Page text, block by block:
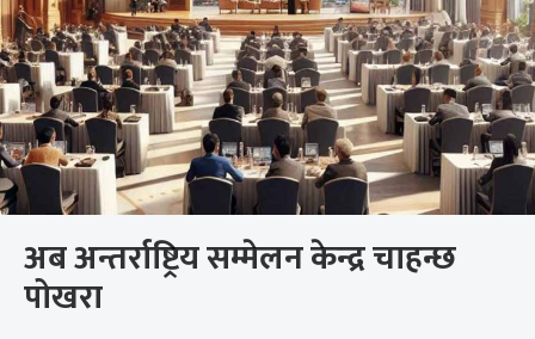
अब अन्तर्राष्ट्रिय सम्मेलन केन्द्र चाहन्छ
पोखरा